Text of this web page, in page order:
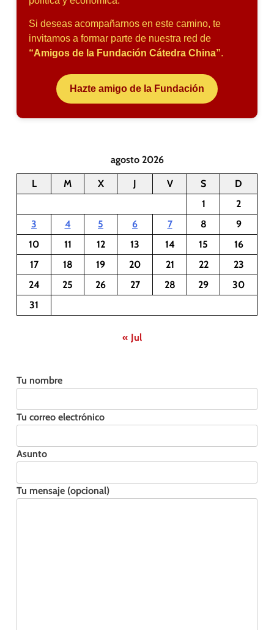
Si deseas acompañarnos en este camino, te
invitamos a formar parte de nuestra red de
“Amigos de la Fundación Cátedra China”.
Hazte amigo de la Fundación
agosto 2026
L M X J V S
D
1
2
3
4 5 6 7 8
9
10
11 12 13 14 15
16
17
18 19 20 21 22
23
24
25 26 27 28 29
30
31
« Jul
Tu nombre
Tu correo electrónico
Asunto
Tu mensaje (opcional)